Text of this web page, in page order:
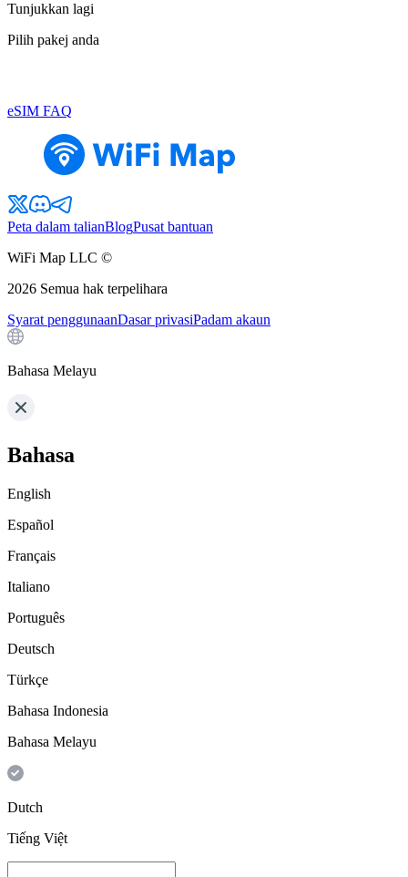
Tunjukkan lagi
Pilih pakej anda
eSIM FAQ
Peta dalam talianBlogPusat bantuan
WiFi Map LLC ©
2026 Semua hak terpelihara
Syarat penggunaanDasar privasiPadam akaun
Bahasa Melayu
Bahasa
English
Español
Français
Italiano
Português
Deutsch
Türkçe
Bahasa Indonesia
Bahasa Melayu
Dutch
Tiếng Việt